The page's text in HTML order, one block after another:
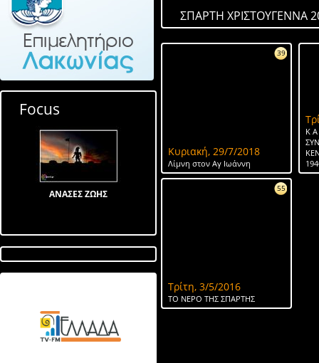
Focus
ΑΝΑΣΕΣ ΖΩΗΣ
ΣΠΑΡΤΗ ΧΡΙΣΤΟΥΓΕΝΝΑ
39
Κυριακή, 29/7/2018
Λίμνη στον Αγ Ιωάννη
Κ
55
Τρίτη, 3/5/2016
ΤΟ ΝΕΡΟ ΤΗΣ ΣΠΑΡΤΗΣ